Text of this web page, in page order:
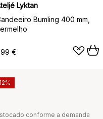
Lyktan
Bumling 400 mm,
€
conforme a demanda